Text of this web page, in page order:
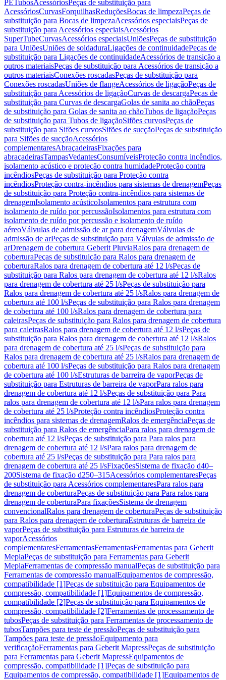
PETubosAcessóriosPeças de substituição para
AcessóriosCurvasForquilhasReduçõesBocas de limpezaPeças de
substituição para Bocas de limpezaAcessórios especiaisPeças de
substituição para Acessórios especiaisAcessórios
SuperTubeCurvasAcessórios especiaisUniõesPeças de substituição
para UniõesUniões de soldaduraLigações de continuidadePeças de
substituição para Ligações de continuidadeAcessórios de transição a
outros materiaisPeças de substituição para Acessórios de transição a
outros materiaisConexões roscadasPeças de substituição para
Conexões roscadasUniões de flangeAcessórios de ligaçãoPeças de
substituição para Acessórios de ligaçãoCurvas de descargaPeças de
substituição para Curvas de descargaGolas de sanita ao chãoPeças
de substituição para Golas de sanita ao chãoTubos de ligaçãoPeças
de substituição para Tubos de ligaçãoSifões curvosPeças de
substituição para Sifões curvosSifões de sucçãoPeças de substituição
para Sifões de sucçãoAcessórios
complementaresAbraçadeirasFixações para
abraçadeirasTampasVedantesConsumíveisProteção contra incêndios,
isolamento acústico e proteção contra humidadeProteção contra
incêndiosPeças de substituição para Proteção contra
incêndiosProteção contra-incêndios para sistemas de drenagemPeças
de substituição para Proteção contra-incêndios para sistemas de
drenagemIsolamento acústicoIsolamentos para estrutura com
isolamento de ruído por percussãoIsolamentos para estrutura com
isolamento de ruído por percussão e isolamento de ruído
aéreoVálvulas de admissão de ar para drenagemVálvulas de
admissão de arPeças de substituição para Válvulas de admissão de
arDrenagem de cobertura Geberit PluviaRalos para drenagem de
coberturaPeças de substituição para Ralos para drenagem de
coberturaRalos para drenagem de cobertura até 12 l/sPeças de
substituição para Ralos para drenagem de cobertura até 12 l/sRalos
para drenagem de cobertura até 25 l/sPeças de substituição para
Ralos para drenagem de cobertura até 25 l/sRalos para drenagem de
cobertura até 100 l/sPeças de substituição para Ralos para drenagem
de cobertura até 100 l/sRalos para drenagem de cobertura para
caleirasPeças de substituição para Ralos para drenagem de cobertura
para caleirasRalos para drenagem de cobertura até 12 l/sPeças de
substituição para Ralos para drenagem de cobertura até 12 l/sRalos
para drenagem de cobertura até 25 l/sPeças de substituição para
Ralos para drenagem de cobertura até 25 l/sRalos para drenagem de
cobertura até 100 l/sPeças de substituição para Ralos para drenagem
de cobertura até 100 l/sEstruturas de barreira de vaporPeças de
substituição para Estruturas de barreira de vaporPara ralos para
drenagem de cobertura até 12 l/sPeças de substituição para Para
ralos para drenagem de cobertura até 12 l/sPara ralos para drenagem
de cobertura até 25 l/sProteção contra incêndiosProteção contra
incêndios para sistemas de drenagemRalos de emergênciaPeças de
substituição para Ralos de emergênciaPara ralos para drenagem de
cobertura até 12 l/sPeças de substituição para Para ralos para
drenagem de cobertura até 12 l/sPara ralos para drenagem de
cobertura até 25 l/sPeças de substituição para Para ralos para
drenagem de cobertura até 25 l/sFixaçõesSistema de fixação d40–
200Sistema de fixação d250–315Acessórios complementaresPeças
de substituição para Acessórios complementaresPara ralos para
drenagem de coberturaPeças de substituição para Para ralos para
drenagem de coberturaPara fixaçõesSistema de drenagem
convencionalRalos para drenagem de coberturaPeças de substituição
para Ralos para drenagem de coberturaEstruturas de barreira de
vaporPeças de substituição para Estruturas de barreira de
vaporAcessórios
complementaresFerramentasFerramentasFerramentas para Geberit
MeplaPeças de substituição para Ferramentas para Geberit
MeplaFerramentas de compressão manualPeças de substituição para
Ferramentas de compressão manualEquipamentos de compressão,
compatibilidade [1]Peças de substituição para Equipamentos de
compressão, compatibilidade [1]Equipamentos de compressão,
compatibilidade [2]Peças de substituição para Equipamentos de
compressão, compatibilidade [2]Ferramentas de processamento de
tubosPeças de substituição para Ferramentas de processamento de
tubosTampões para teste de pressãoPeças de substituição para
Tampões para teste de pressãoEquipamento para
verificaçãoFerramentas para Geberit MapressPeças de substituição
para Ferramentas para Geberit MapressEquipamentos de
compressão, compatibilidade [1]Peças de substituição para
Equipamentos de compressão, compatibilidade [1]Equipamentos de